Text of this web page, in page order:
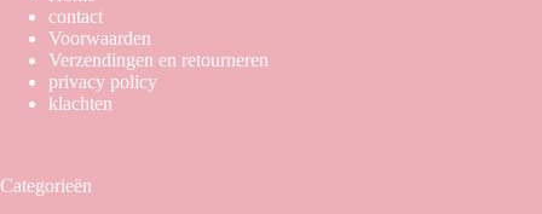
contact
Voorwaarden
Verzendingen en retourneren
privacy policy
klachten
Categorieën